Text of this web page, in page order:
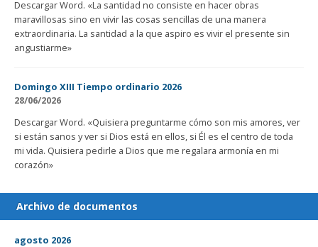
Descargar Word. «La santidad no consiste en hacer obras
maravillosas sino en vivir las cosas sencillas de una manera
extraordinaria. La santidad a la que aspiro es vivir el presente sin
angustiarme»
Domingo XIII Tiempo ordinario 2026
28/06/2026
Descargar Word. «Quisiera preguntarme cómo son mis amores, ver
si están sanos y ver si Dios está en ellos, si Él es el centro de toda
mi vida. Quisiera pedirle a Dios que me regalara armonía en mi
corazón»
Archivo de documentos
agosto 2026